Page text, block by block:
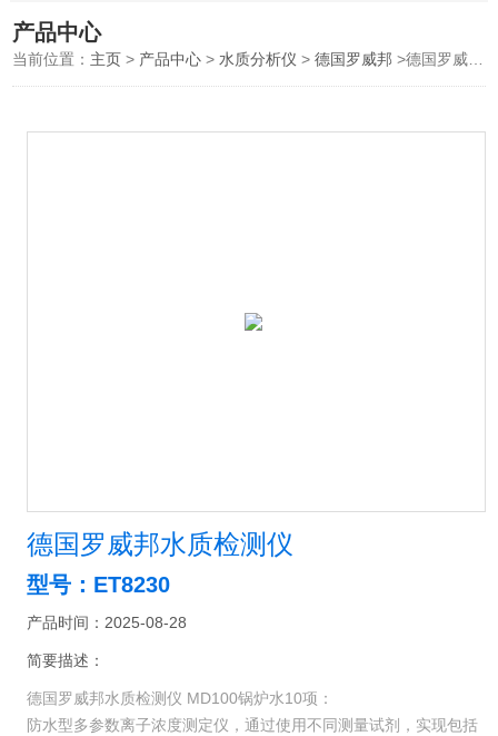
产品中心
当前位置： 主页 > 产品中心 >水质分析仪 >德国罗威邦 >德国罗威邦水质检测仪
德国罗威邦水质检测仪
型号：ET8230
产品时间：2025-08-28
简要描述：
德国罗威邦水质检测仪 MD100锅炉水10项：
防水型多参数离子浓度测定仪，通过使用不同测量试剂，实现包括